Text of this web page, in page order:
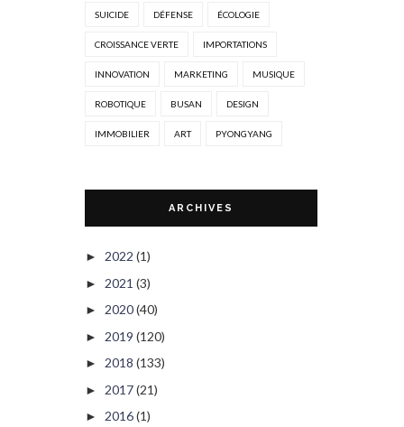
SUICIDE DÉFENSE ÉCOLOGIE
CROISSANCE VERTE IMPORTATIONS
INNOVATION MARKETING MUSIQUE
ROBOTIQUE BUSAN DESIGN
IMMOBILIER ART PYONGYANG
ARCHIVES
► 2022 (1)
► 2021 (3)
► 2020(40)
► 2019 (120)
► 2018 (133)
► 2017(21)
► 2016(1)